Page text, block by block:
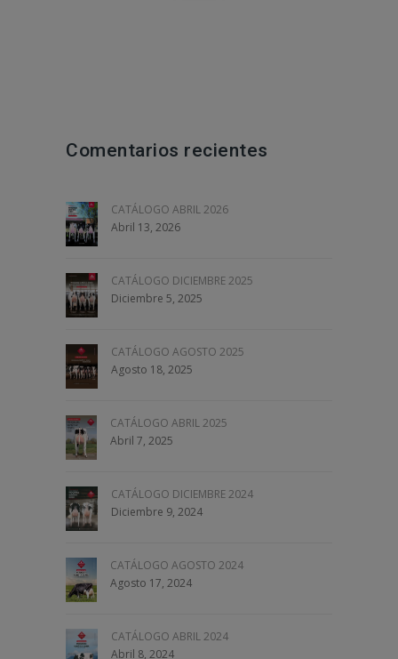
Comentarios recientes
CATÁLOGO ABRIL 2026
Abril 13, 2026
CATÁLOGO DICIEMBRE 2025
Diciembre 5, 2025
CATÁLOGO AGOSTO 2025
Agosto 18, 2025
CATÁLOGO ABRIL 2025
Abril 7, 2025
CATÁLOGO DICIEMBRE 2024
Diciembre 9, 2024
CATÁLOGO AGOSTO 2024
Agosto 17, 2024
CATÁLOGO ABRIL 2024
Abril 8, 2024